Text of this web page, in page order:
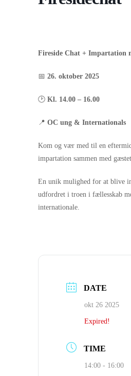
Fireside Chat + Impartation
📅 26. oktober 2025
🕑 Kl. 14.00 – 16.00
📍 OC ung & Internationals
Kom og vær med til en
impartation sammen med
En unik mulighed for at blive
udfordret i troen i fællesskab
internationale.
DATE
okt 26 2025
Expired!
TIME
14:00 - 16:00